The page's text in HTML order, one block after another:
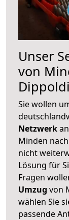
Unser
von
Sie wollen
Netzwerk
Minden
nicht
Lösung für
Fragen
Umzug von
wählen Sie
passende